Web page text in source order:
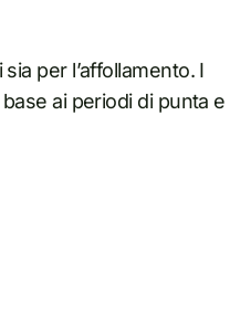
per l’affollamento. I
ai periodi di punta e